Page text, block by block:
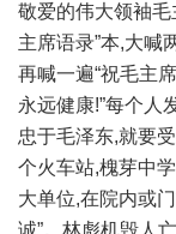
敬爱的伟大领袖毛
主席语录”本,大喊
再喊一遍“祝毛主
永远健康!”每个人
忠于毛泽东,就要
个火车站,槐芽中
大单位,在院内或
诚”。林彪机毁人